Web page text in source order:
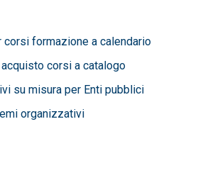
corsi formazione a calendario
corsi a catalogo
su misura per Enti pubblici
organizzativi